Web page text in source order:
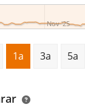
Nov '25
1a 3a 5a